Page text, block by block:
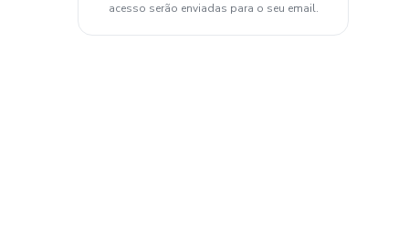
acesso serão enviadas para o seu email.